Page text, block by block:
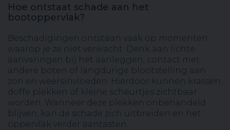
Hoe ontstaat schade aan het
bootoppervlak?
Beschadigingen ontstaan vaak op momenten
waarop je ze niet verwacht. Denk aan lichte
aanvaringen bij het aanleggen, contact met
andere boten of langdurige blootstelling aan
zon en weersinvloeden. Hierdoor kunnen krassen,
doffe plekken of kleine scheurtjes zichtbaar
worden. Wanneer deze plekken onbehandeld
blijven, kan de schade zich uitbreiden en het
oppervlak verder aantasten.